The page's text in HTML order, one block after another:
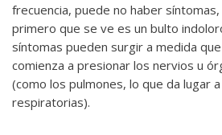
frecuencia, puede no haber
primero que se ve es un bulto
síntomas pueden surgir a medida
comienza a presionar los nervios u
(como los pulmones, lo que da lugar
respiratorias).